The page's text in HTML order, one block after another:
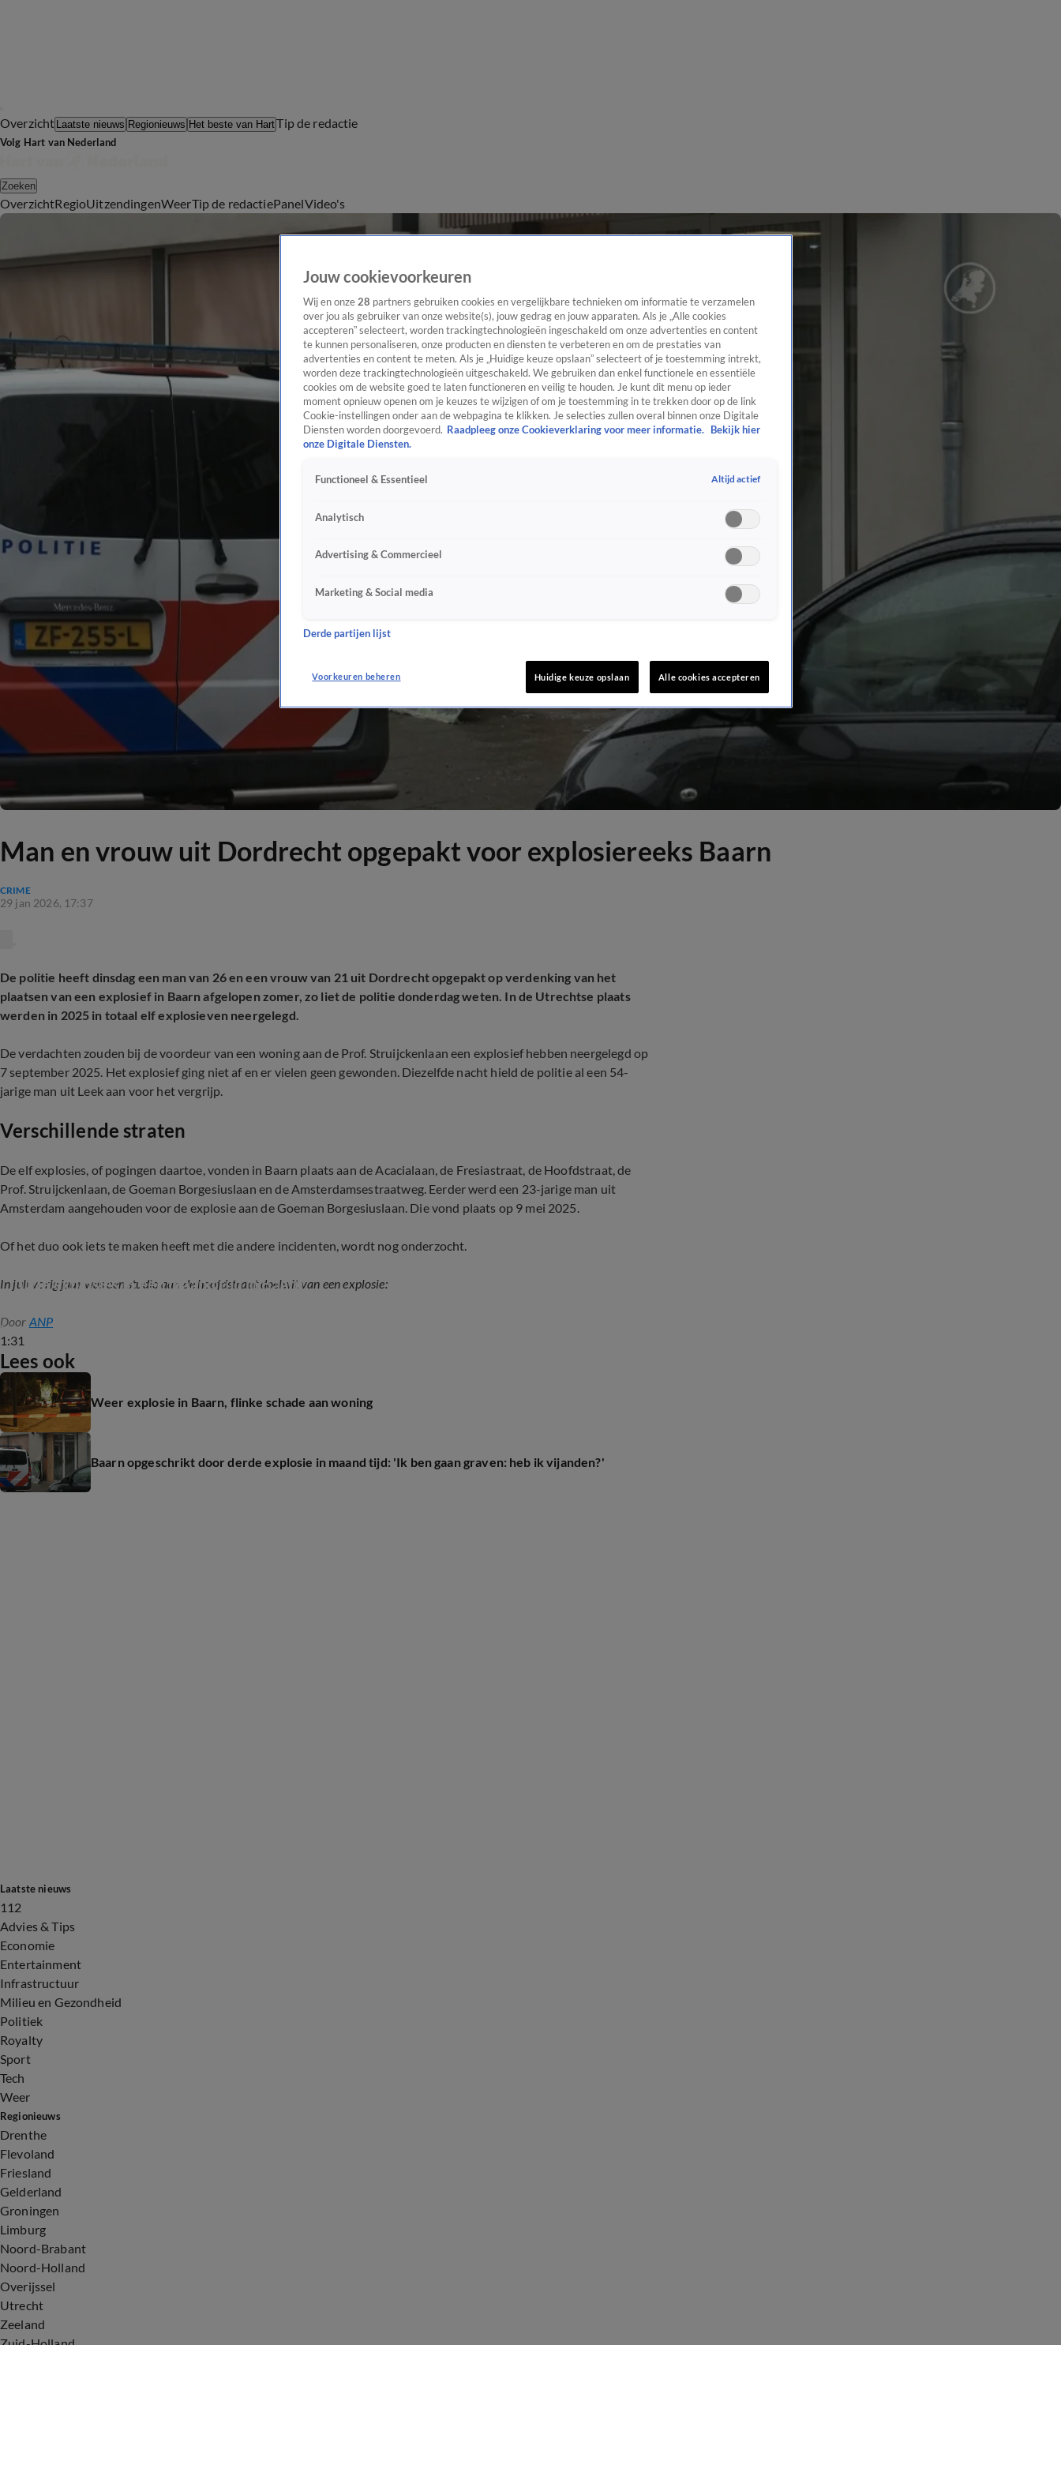
Overzicht Laatste nieuws Regionieuws Het beste van HartTip de redactie
Volg Hart van Nederland
Zoeken
OverzichtRegioUitzendingenWeerTip de redactiePanelVideo's
Man en vrouw uit Dordrecht opgepakt voor explosiereeks Baarn
CRIME
29 jan 2026, 17:37
De politie heeft dinsdag een man van 26 en een vrouw van 21 uit Dordrecht opgepakt op verdenking van het
plaatsen van een explosief in Baarn afgelopen zomer, zo liet de politie donderdag weten. In de Utrechtse plaats
werden in 2025 in totaal elf explosieven neergelegd.
De verdachten zouden bij de voordeur van een woning aan de Prof. Struijckenlaan een explosief hebben neergelegd op
7 september 2025. Het explosief ging niet af en er vielen geen gewonden. Diezelfde nacht hield de politie al een 54-
jarige man uit Leek aan voor het vergrijp.
Verschillende straten
De elf explosies, of pogingen daartoe, vonden in Baarn plaats aan de Acacialaan, de Fresiastraat, de Hoofdstraat, de
Prof. Struijckenlaan, de Goeman Borgesiuslaan en de Amsterdamsestraatweg. Eerder werd een 23-jarige man uit
Amsterdam aangehouden voor de explosie aan de Goeman Borgesiuslaan. Die vond plaats op 9 mei 2025.
Of het duo ook iets te maken heeft met die andere incidenten, wordt nog onderzocht.
In juli vorig jaar was een studio aan de hoofdstraat doelwit van een explosie:
1:31
Drie explosies in één maand tijd in Baarn
Door ANP
Lees ook
Weer explosie in Baarn, flinke schade aan woning
Baarn opgeschrikt door derde explosie in maand tijd: 'Ik ben gaan graven: heb ik vijanden?'
Laatste nieuws
112
Advies & Tips
Economie
Entertainment
Infrastructuur
Milieu en Gezondheid
Politiek
Royalty
Sport
Tech
Weer
Regionieuws
Drenthe
Flevoland
Friesland
Gelderland
Groningen
Limburg
Noord-Brabant
Noord-Holland
Overijssel
Utrecht
Zeeland
Zuid-Holland
Jouw cookievoorkeuren
Wij en onze 28 partners gebruiken cookies en vergelijkbare technieken om informatie te verzamelen
over jou als gebruiker van onze website(s), jouw gedrag en jouw apparaten. Als je „Alle cookies
accepteren” selecteert, worden trackingtechnologieën ingeschakeld om onze advertenties en content
te kunnen personaliseren, onze producten en diensten te verbeteren en om de prestaties van
advertenties en content te meten. Als je „Huidige keuze opslaan” selecteert of je toestemming intrekt,
worden deze trackingtechnologieën uitgeschakeld. We gebruiken dan enkel functionele en essentiële
cookies om de website goed te laten functioneren en veilig te houden. Je kunt dit menu op ieder
moment opnieuw openen om je keuzes te wijzigen of om je toestemming in te trekken door op de link
Cookie-instellingen onder aan de webpagina te klikken. Je selecties zullen overal binnen onze Digitale
Diensten worden doorgevoerd. Raadpleeg onze Cookieverklaring voor meer informatie.
Bekijk hier
onze Digitale Diensten.
Functioneel & Essentieel Altijd actief
Analytisch
Advertising & Commercieel
Marketing & Social media
Derde partijen lijst
Voorkeuren beheren Huidige keuze opslaan Alle cookies accepteren